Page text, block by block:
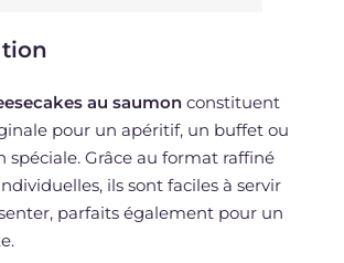
au saumonconstituent
pour un apéritif, un buffet ou
spéciale. Grâce au format raffiné
ils sont faciles à servir
parfaits également pour un